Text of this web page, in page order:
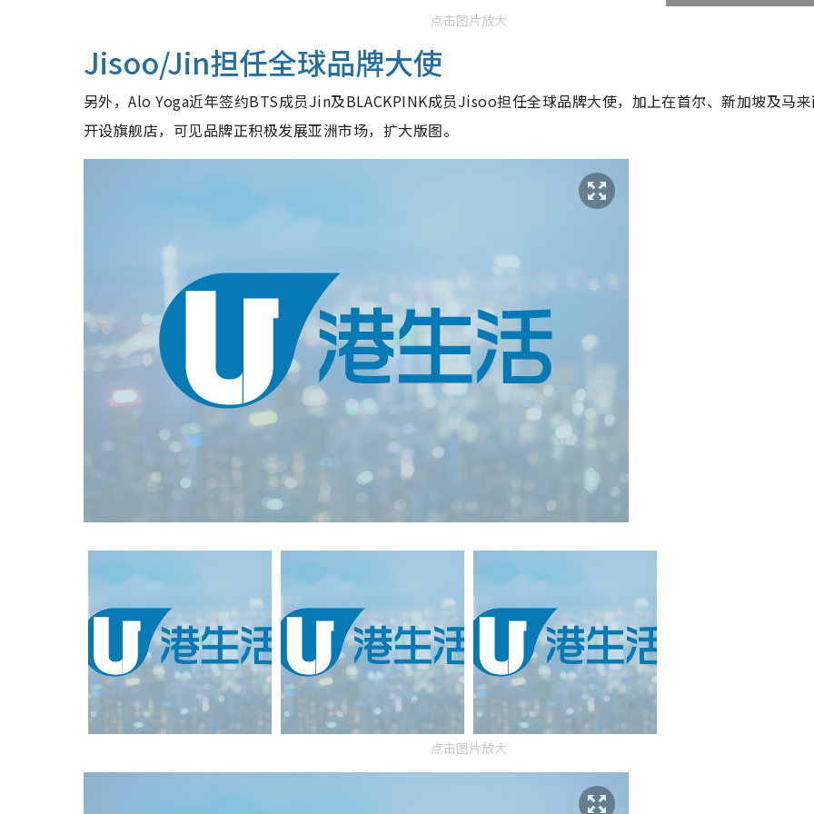
点击图片放大
Jisoo/Jin担任全球品牌大使
另外，Alo Yoga近年签约BTS成员Jin及BLACKPINK成员Jisoo担任全球品牌大使，加上在首尔、新加坡及马
开设旗舰店，可见品牌正积极发展亚洲市场，扩大版图。
点击图片放大